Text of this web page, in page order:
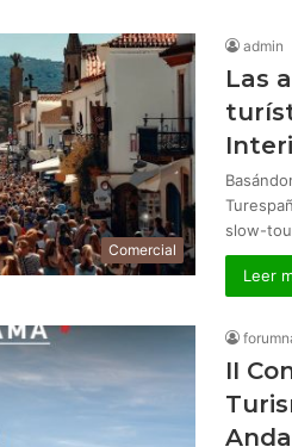
Comercial
admin
Las
slow-
Leer
II